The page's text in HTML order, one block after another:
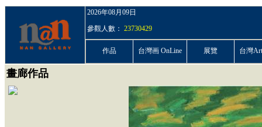
2026年08月09日
參觀人數： 23730429
作品 台灣画 OnLine 展覽 台灣
畫廊作品